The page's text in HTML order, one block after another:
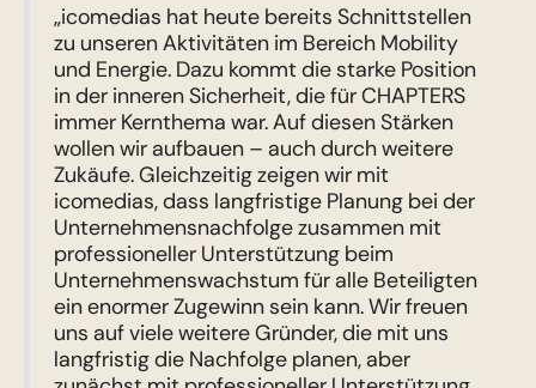
„icomedias hat heute bereits Schnittstellen
zu unseren Aktivitäten im Bereich Mobility
und Energie. Dazu kommt die starke Position
in der inneren Sicherheit, die für CHAPTERS
immer Kernthema war. Auf diesen Stärken
wollen wir aufbauen – auch durch weitere
Zukäufe. Gleichzeitig zeigen wir mit
icomedias, dass langfristige Planung bei der
Unternehmensnachfolge zusammen mit
professioneller Unterstützung beim
Unternehmenswachstum für alle Beteiligten
ein enormer Zugewinn sein kann. Wir freuen
uns auf viele weitere Gründer, die mit uns
langfristig die Nachfolge planen, aber